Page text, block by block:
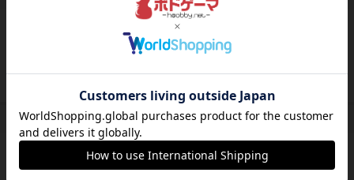
3～4人用 4～8人用
発売時期
2021〜2022年 2019〜2020年